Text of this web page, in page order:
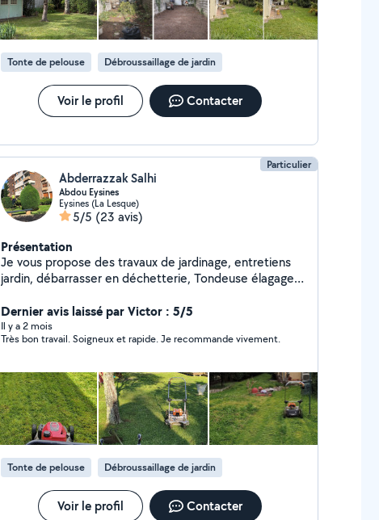
Tonte de pelouse Débroussaillage de jardin
Voir le profil Contacter
Particulier
Abderrazzak Salhi
Abdou Eysines
Eysines (La Lesque)
5/5 (23 avis)
Présentation
Je vous propose des travaux de jardinage, entretiens
jardin, débarrasser en déchetterie, Tondeuse élagage,
Dernier avis laissé par Victor : 5/5
Il y a 2 mois
Très bon travail. Soigneux et rapide. Je recommande vivement.
Tonte de pelouse Débroussaillage de jardin
Voir le profil Contacter